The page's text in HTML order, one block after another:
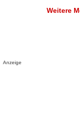
Weitere
Anzeige